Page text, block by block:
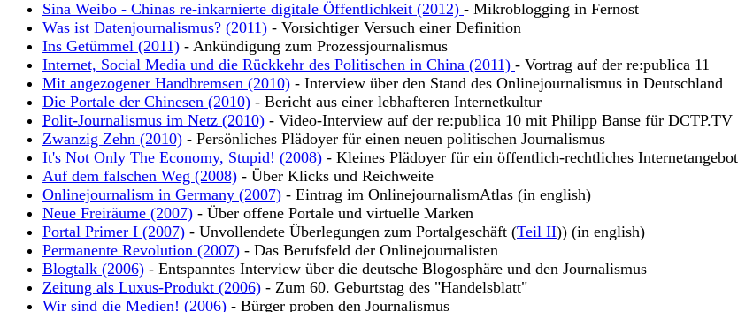
Sina Weibo - Chinas re-inkarnierte digitale Öffentlichkeit (2012) - Mikroblogging in Fernost
Was ist Datenjournalismus? (2011) - Vorsichtiger Versuch einer Definition
Ins Getümmel (2011) - Ankündigung zum Prozessjournalismus
Internet, Social Media und die Rückkehr des Politischen in China (2011) - Vortrag auf der re:publica 11
Mit angezogener Handbremsen (2010) - Interview über den Stand des Onlinejournalismus in Deutschland
Die Portale der Chinesen (2010) - Bericht aus einer lebhafteren Internetkultur
Polit-Journalismus im Netz (2010) - Video-Interview auf der re:publica 10 mit Philipp Banse für DCTP.TV
Zwanzig Zehn (2010) - Persönliches Plädoyer für einen neuen politischen Journalismus
It's Not Only The Economy, Stupid! (2008) - Kleines Plädoyer für ein öffentlich-rechtliches Internetangebot
Auf dem falschen Weg (2008) - Über Klicks und Reichweite
Onlinejournalism in Germany (2007) - Eintrag im OnlinejournalismAtlas (in english)
Neue Freiräume (2007) - Über offene Portale und virtuelle Marken
Portal Primer I (2007) - Unvollendete Überlegungen zum Portalgeschäft (Teil II)) (in english)
Permanente Revolution (2007) - Das Berufsfeld der Onlinejournalisten
Blogtalk (2006) - Entspanntes Interview über die deutsche Blogosphäre und den Journalismus
Zeitung als Luxus-Produkt (2006) - Zum 60. Geburtstag des "Handelsblatt"
Wir sind die Medien! (2006) - Bürger proben den Journalismus